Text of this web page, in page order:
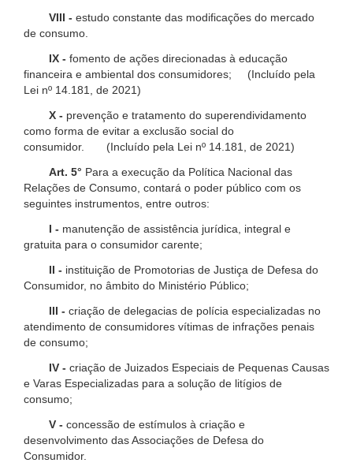
VIII - estudo constante das modificações do mercado
de consumo.
IX - fomento de ações direcionadas à educação
financeira e ambiental dos consumidores; (Incluído pela
Lei nº 14.181, de 2021)
X - prevenção e tratamento do superendividamento
como forma de evitar a exclusão social do
consumidor. (Incluído pela Lei nº 14.181, de 2021)
Art. 5° Para a execução da Política Nacional das
Relações de Consumo, contará o poder público com os
seguintes instrumentos, entre outros:
I - manutenção de assistência jurídica, integral e
gratuita para o consumidor carente;
II - instituição de Promotorias de Justiça de Defesa do
Consumidor, no âmbito do Ministério Público;
III - criação de delegacias de polícia especializadas no
atendimento de consumidores vítimas de infrações penais
de consumo;
IV - criação de Juizados Especiais de Pequenas Causas
e Varas Especializadas para a solução de litígios de
consumo;
V - concessão de estímulos à criação e
desenvolvimento das Associações de Defesa do
Consumidor.